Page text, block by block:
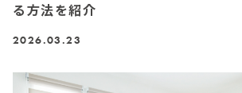
る方法を紹介
2026.03.23